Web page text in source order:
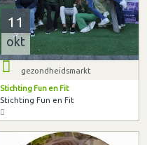
11
okt
gezondheidsmarkt
Stichting Fun en Fit
Stichting Fun en Fit